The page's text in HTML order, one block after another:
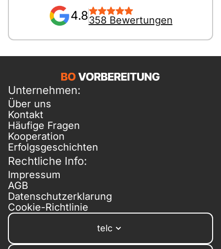
4.8358 Bewertungen
Unternehmen:
Über uns
Kontakt
Häufige Fragen
Kooperation
Erfolgsgeschichten
Rechtliche Info:
Impressum
AGB
Datenschutzerklarung
Cookie-Richtlinie
telc